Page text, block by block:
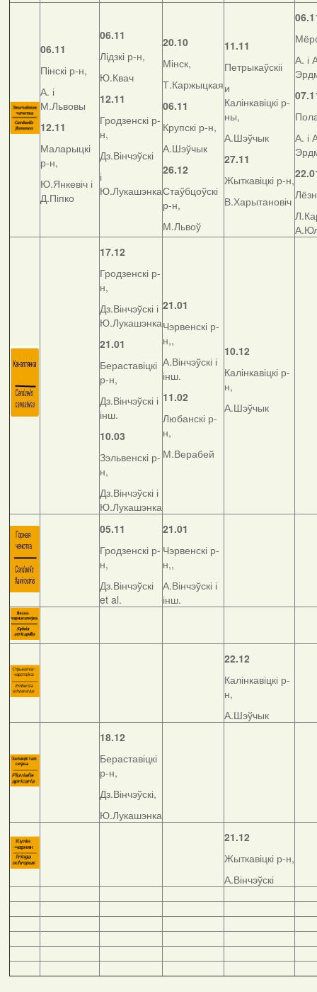
06.11
Пінскі р-н,
А. і
М.Львовы
12.11
Маларыцкі
р-н,
Ю.Янкевіч і
Д.Піпко
06.11
Лідзкі р-н,
Ю.Квач
12.11
Гродзенскі р-
н,
Дз.Вінчэўскі
і
Ю.Лукашэнка
20.10
Мінск,
Т.Каржыцкая
06.11
Крупскі р-н,
А.Шэўчык
26.12
Стаўбцоўскі
р-н,
М.Львоў
11.11
Петрыкаўскіі
и
Калінкавіцкі р-
ны,
А.Шэўчык
27.11
Жыткавіцкі р-н,
В.Харытановіч
А. і
А. і
17.12
Гродзенскі р-
н,
Дз.Вінчэўскі і
Ю.Лукашэнка
21.01
Бераставіцкі
р-н,
Дз.Вінчэўскі і
інш.
10.03
Зэльвенскі р-
н,
Дз.Вінчэўскі і
Ю.Лукашэнка
21.01
Чэрвенскі р-
н,,
А.Вінчэўскі і
інш.
11.02
Любанскі р-
н,
М.Верабей
10.12
Калінкавіцкі р-
н,
А.Шэўчык
05.11
Гродзенскі р-
н,
Дз.Вінчэўскі
et al.
21.01
Чэрвенскі р-
н,,
А.Вінчэўскі і
інш.
22.12
Калінкавіцкі р-
н,
А.Шэўчык
18.12
Бераставіцкі
р-н,
Дз.Вінчэўскі,
Ю.Лукашэнка
21.12
Жыткавіцкі р-н,
А.Вінчэўскі